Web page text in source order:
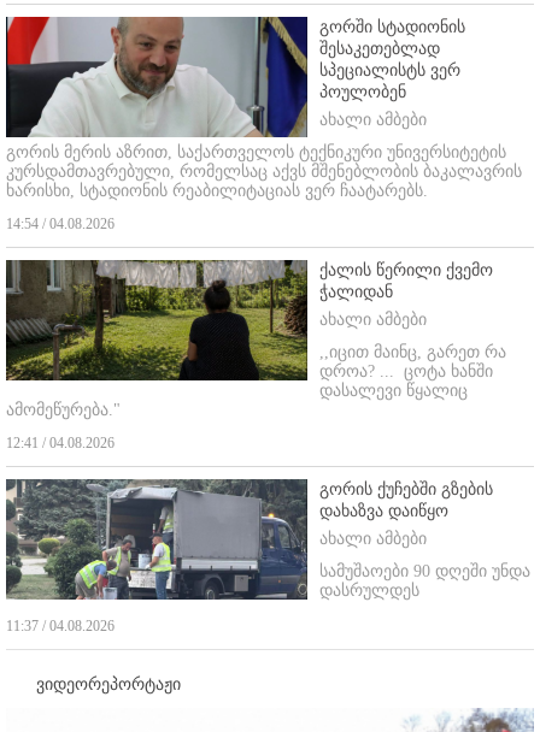
გორში სტადიონის
შესაკეთებლად
სპეციალისტს ვერ
პოულობენ
ახალი ამბები
გორის მერის აზრით, საქართველოს ტექნიკური უნივერსიტეტის
კურსდამთავრებული, რომელსაც აქვს მშენებლობის ბაკალავრის
ხარისხი, სტადიონის რეაბილიტაციას ვერ ჩაატარებს.
14:54 / 04.08.2026
ქალის წერილი ქვემო
ჭალიდან
ახალი ამბები
,,იცით მაინც, გარეთ რა
დროა? ... ცოტა ხანში
დასალევი წყალიც
ამომეწურება."
12:41 / 04.08.2026
გორის ქუჩებში გზების
დახაზვა დაიწყო
ახალი ამბები
სამუშაოები 90 დღეში უნდა
დასრულდეს
11:37 / 04.08.2026
ვიდეორეპორტაჟი